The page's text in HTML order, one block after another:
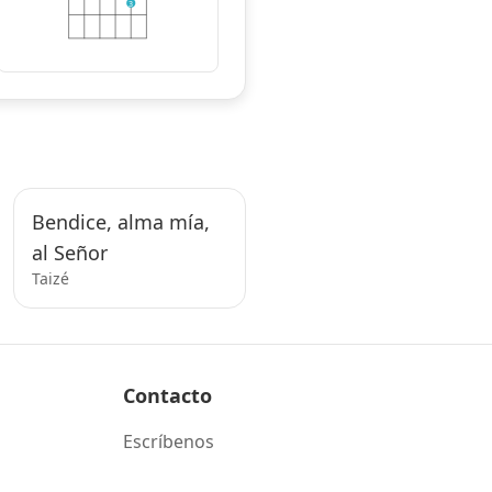
3
Bendice, alma mía,
al Señor
Taizé
Contacto
Escríbenos